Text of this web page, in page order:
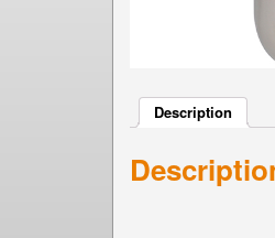
Description